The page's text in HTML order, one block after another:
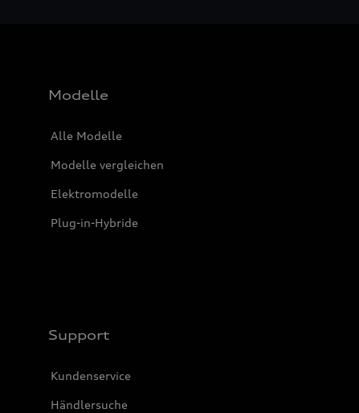
Modelle
Alle Modelle
Modelle vergleichen
Elektromodelle
Plug-in-Hybride
Support
Kundenservice
Händlersuche